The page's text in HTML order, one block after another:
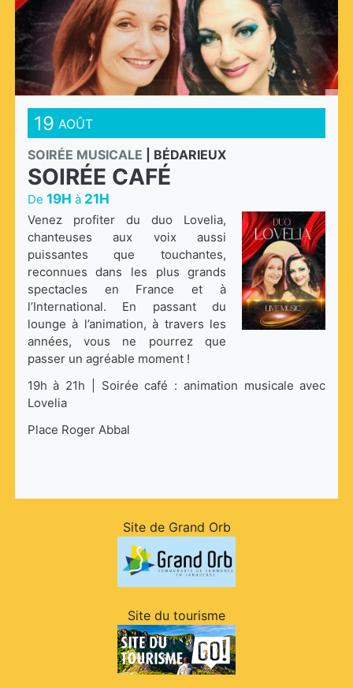
19 AOÛT
SOIRÉE MUSICALE
BÉDARIEUX
SOIRÉE CAFÉ
De 19H à 21H
Venez profiter du duo Lovelia,
chanteuses aux voix aussi
puissantes que touchantes,
reconnues dans les plus grands
spectacles en France et à
l’International. En passant du
lounge à l’animation, à travers les
années, vous ne pourrez que
passer un agréable moment !
19h à 21h
Soirée café : animation musicale avec
Lovelia
Place Roger Abbal
Site de Grand Orb
Site du tourisme